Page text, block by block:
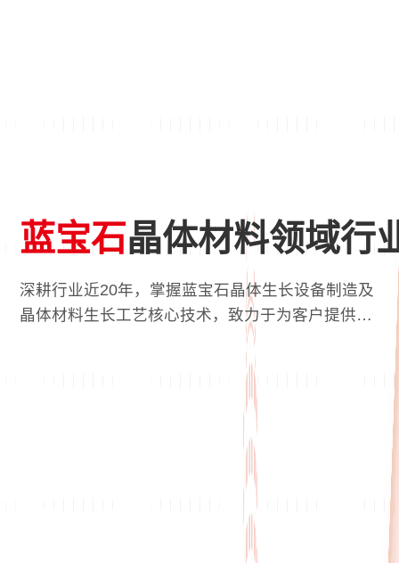
蓝宝石晶体材料领域行
深耕行业近20年，掌握蓝宝石晶体生长设备制造及
晶体材料生长工艺核心技术，致力于为客户提供高